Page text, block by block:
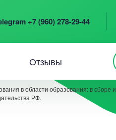
+7 (960) 278-29-44
Отзывы
в области образования: в сборе
РФ.